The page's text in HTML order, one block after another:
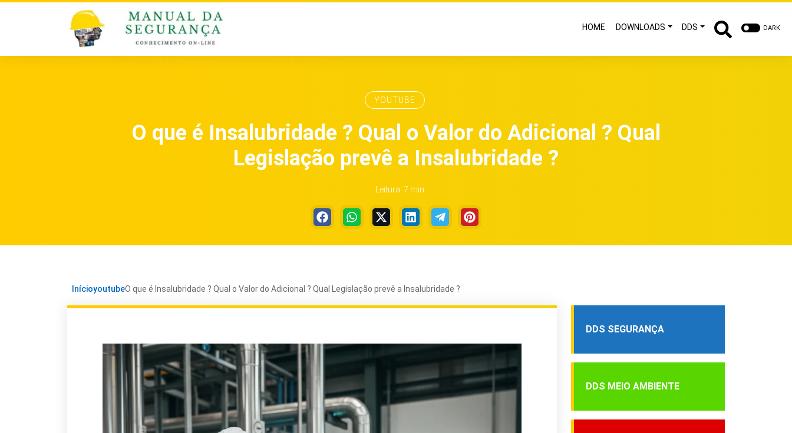
HOME DOWNLOADS DDS DARK
YOUTUBE
O que é Insalubridade ? Qual o Valor do Adicional ? Qual
Legislação prevê a Insalubridade ?
Leitura: 7 min
InícioyoutubeO que é Insalubridade ? Qual o Valor do Adicional ? Qual Legislação prevê a Insalubridade ?
DDS SEGURANÇA
DDS MEIO AMBIENTE